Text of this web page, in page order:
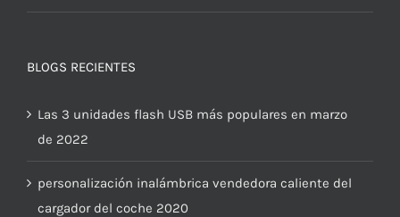
BLOGS RECIENTES
Las 3 unidades flash USB más populares en marzo
de 2022
personalización inalámbrica vendedora caliente del
cargador del coche 2020